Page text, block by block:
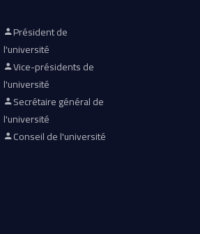
Président de
l'université
Vice-présidents de
l'université
Secrétaire général de
l'université
Conseil de l'université